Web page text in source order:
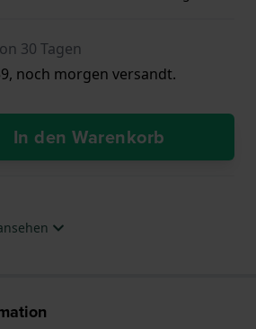
30 Tagen
noch morgen versandt.
In den Warenkorb